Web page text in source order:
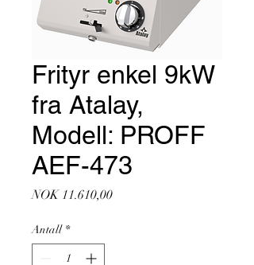
Frityr enkel 9kW
fra Atalay,
Modell: PROFF
AEF-473
NOK 11.610,00Pris
Antall *